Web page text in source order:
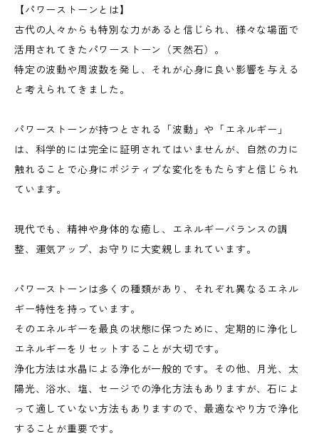
【パワーストーンとは】
古代の人々からも特別な力があると信じられ、様々な場面で
活用されてきたパワーストーン（天然石）。
特定の波動や周波数を発し、それが心身に良い影響を与える
と考えられてきました。
パワーストーンが持つとされる「波動」や「エネルギー」
は、科学的には完全に証明されてはいませんが、自然の力に
触れることで心身にポジティブな変化をもたらすと信じられ
ています。
現代でも、精神や身体的な癒し、エネルギーバランスの調
整、運気アップ、お守りに大変親しまれています。
パワーストーンは多くの種類があり、それぞれ異なるエネル
ギー特性を持っています。
そのエネルギーを最良の状態に保つために、定期的に浄化し
エネルギーをリセットすることが大切です。
浄化方法は水晶による浄化が一般的です。その他、月光、太
陽光、浴水、塩、セージでの浄化方法もありますが、石によ
って適していない方法もありますので、最適なやり方で浄化
することが重要です。